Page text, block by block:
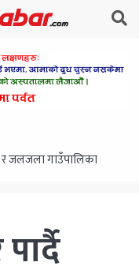
र जलजला गाउँपालिका